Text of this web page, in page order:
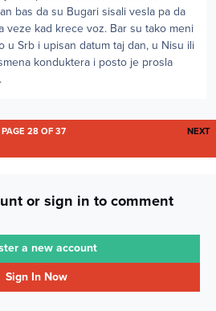
bas da su Bugari sisali vesla pa da
veze kad krece voz. Bar su tako meni
u Srb i upisan datum taj dan, u Nisu ili
konduktera i posto je prosla
NEXT
PAGE 28 OF 37
or sign in to comment
a new account
Sign In Now